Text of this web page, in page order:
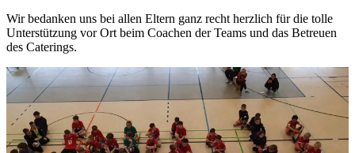
Wir bedanken uns bei allen Eltern ganz recht herzlich für die tolle
Unterstützung vor Ort beim Coachen der Teams und das Betreuen
des Caterings.